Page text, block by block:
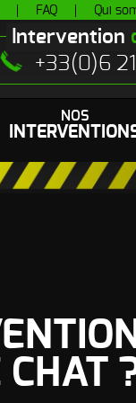
FAQ Qui
Intervention
+33(0)6
(pipi de chats)
autres
NOS
CHAT